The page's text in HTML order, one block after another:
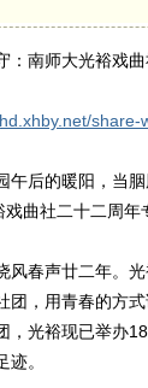
：南师大光裕戏
午后的暖阳，当
戏曲社二十二周年
风春声廿二年。
团，用青春的方
，光裕现已举办
。